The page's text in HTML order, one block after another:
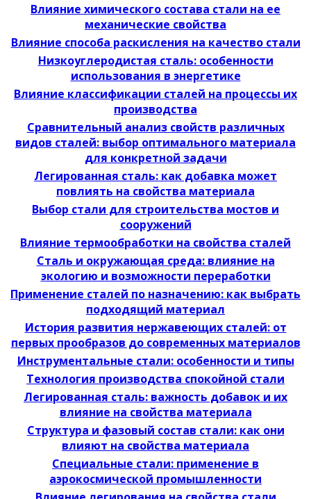
Влияние химического состава стали на ее
механические свойства
Влияние способа раскисления на качество стали
Низкоуглеродистая сталь: особенности
использования в энергетике
Влияние классификации сталей на процессы их
производства
Сравнительный анализ свойств различных
видов сталей: выбор оптимального материала
для конкретной задачи
Легированная сталь: как добавка может
повлиять на свойства материала
Выбор стали для строительства мостов и
сооружений
Влияние термообработки на свойства сталей
Сталь и окружающая среда: влияние на
экологию и возможности переработки
Применение сталей по назначению: как выбрать
подходящий материал
История развития нержавеющих сталей: от
первых прообразов до современных материалов
Инструментальные стали: особенности и типы
Технология производства спокойной стали
Легированная сталь: важность добавок и их
влияние на свойства материала
Структура и фазовый состав стали: как они
влияют на свойства материала
Специальные стали: применение в
аэрокосмической промышленности